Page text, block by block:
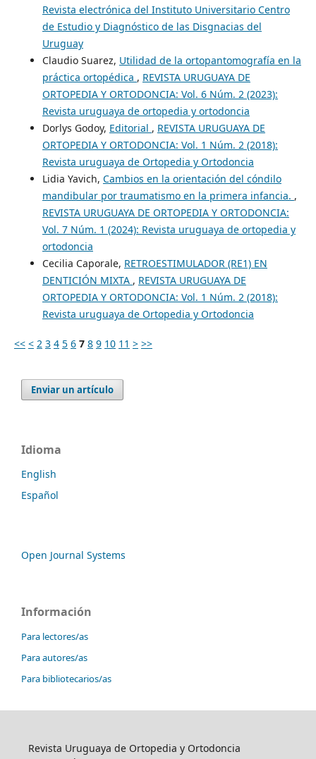
Revista electrónica del Instituto Universitario Centro
de Estudio y Diagnóstico de las Disgnacias del
Uruguay
Claudio Suarez, Utilidad de la ortopantomografía en la
práctica ortopédica , REVISTA URUGUAYA DE
ORTOPEDIA Y ORTODONCIA: Vol. 6 Núm. 2 (2023):
Revista uruguaya de ortopedia y ortodoncia
Dorlys Godoy, Editorial , REVISTA URUGUAYA DE
ORTOPEDIA Y ORTODONCIA: Vol. 1 Núm. 2 (2018):
Revista uruguaya de Ortopedia y Ortodoncia
Lidia Yavich, Cambios en la orientación del cóndilo
mandibular por traumatismo en la primera infancia. ,
REVISTA URUGUAYA DE ORTOPEDIA Y ORTODONCIA:
Vol. 7 Núm. 1 (2024): Revista uruguaya de ortopedia y
ortodoncia
Cecilia Caporale, RETROESTIMULADOR (RE1) EN
DENTICIÓN MIXTA , REVISTA URUGUAYA DE
ORTOPEDIA Y ORTODONCIA: Vol. 1 Núm. 2 (2018):
Revista uruguaya de Ortopedia y Ortodoncia
<< < 2 3 4 5 6 7 8 9 10 11 > >>
Enviar un artículo
Idioma
English
Español
Open Journal Systems
Información
Para lectores/as
Para autores/as
Para bibliotecarios/as
Revista Uruguaya de Ortopedia y Ortodoncia